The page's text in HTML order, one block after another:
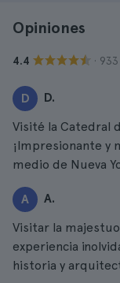
Opiniones
4.4 ·
D D.
Visité la Catedral
¡Impresionante y
medio de Nueva
A A.
Visitar la
experiencia
historia y